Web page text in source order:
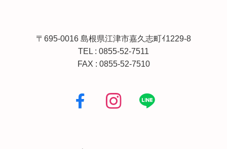
〒695-0016 島根県江津市嘉久志町ｲ1229-8
TEL : 0855-52-7511
FAX : 0855-52-7510